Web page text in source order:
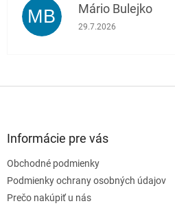
MB Mário Bulejko
Hodnotenie obchodu je
29.7.2026
Informácie pre vás
Obchodné podmienky
Podmienky ochrany osobných údajov
Prečo nakúpiť u nás